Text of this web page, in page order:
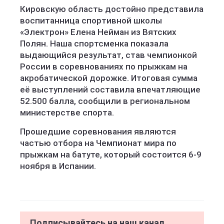
Кировскую область достойно представила
воспитанница спортивной школы
«Электрон» Елена Нейман из Вятских
Полян. Наша спортсменка показала
выдающийся результат, став чемпионкой
России в соревнованиях по прыжкам на
акробатической дорожке. Итоговая сумма
её выступлений составила впечатляющие
52.500 балла, сообщили в региональном
министерстве спорта.
Прошедшие соревнования являются
частью отбора на Чемпионат мира по
прыжкам на батуте, который состоится 6-9
ноября в Испании.